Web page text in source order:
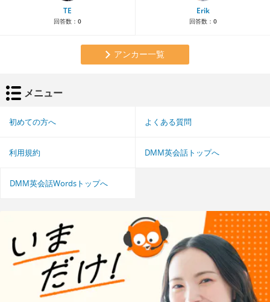
TE
回答数： 0
Erik
回答数： 0
アンカー一覧
メニュー
初めての方へ よくある質問
利用規約 DMM英会話トップへ
DMM英会話Wordsトップへ